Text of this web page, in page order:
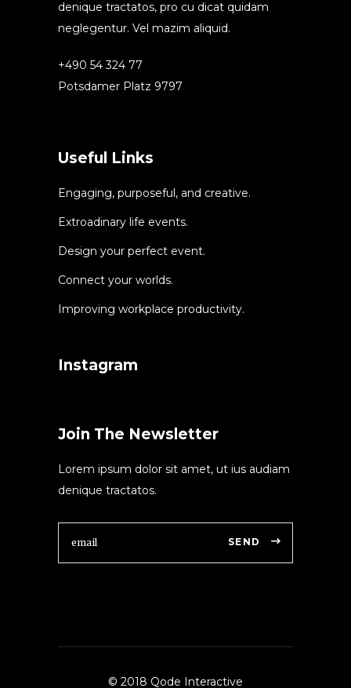
denique tractatos, pro cu dicat quidam
neglegentur. Vel mazim aliquid.
+490 54 324 77
Potsdamer Platz 9797
Useful Links
Engaging, purposeful, and creative.
Extroadinary life events.
Design your perfect event.
Connect your worlds.
Improving workplace productivity.
Instagram
Join The Newsletter
Lorem ipsum dolor sit amet, ut ius audiam
denique tractatos.
SEND
© 2018 Qode Interactive